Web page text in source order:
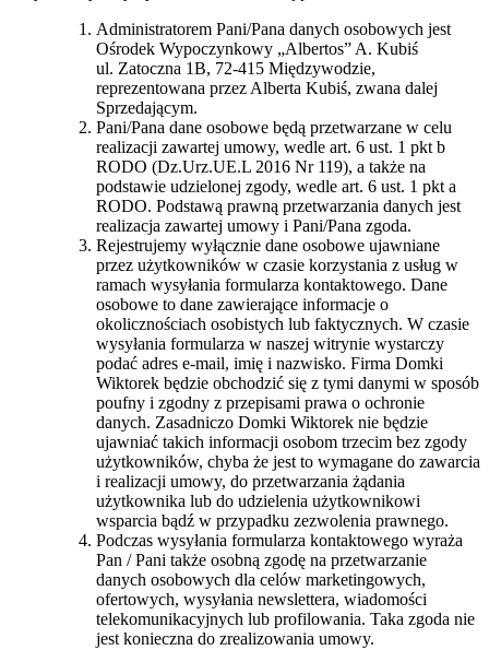
Administratorem Pani/Pana danych osobowych jest
Ośrodek Wypoczynkowy „Albertos” A. Kubiś
ul. Zatoczna 1B, 72-415 Międzywodzie,
reprezentowana przez Alberta Kubiś, zwana dalej
Sprzedającym.
Pani/Pana dane osobowe będą przetwarzane w celu
realizacji zawartej umowy, wedle art. 6 ust. 1 pkt b
RODO (Dz.Urz.UE.L 2016 Nr 119), a także na
podstawie udzielonej zgody, wedle art. 6 ust. 1 pkt a
RODO. Podstawą prawną przetwarzania danych jest
realizacja zawartej umowy i Pani/Pana zgoda.
Rejestrujemy wyłącznie dane osobowe ujawniane
przez użytkowników w czasie korzystania z usług w
ramach wysyłania formularza kontaktowego. Dane
osobowe to dane zawierające informacje o
okolicznościach osobistych lub faktycznych. W czasie
wysyłania formularza w naszej witrynie wystarczy
podać adres e-mail, imię i nazwisko. Firma Domki
Wiktorek będzie obchodzić się z tymi danymi w sposób
poufny i zgodny z przepisami prawa o ochronie
danych. Zasadniczo Domki Wiktorek nie będzie
ujawniać takich informacji osobom trzecim bez zgody
użytkowników, chyba że jest to wymagane do zawarcia
i realizacji umowy, do przetwarzania żądania
użytkownika lub do udzielenia użytkownikowi
wsparcia bądź w przypadku zezwolenia prawnego.
Podczas wysyłania formularza kontaktowego wyraża
Pan / Pani także osobną zgodę na przetwarzanie
danych osobowych dla celów marketingowych,
ofertowych, wysyłania newslettera, wiadomości
telekomunikacyjnych lub profilowania. Taka zgoda nie
jest konieczna do zrealizowania umowy.